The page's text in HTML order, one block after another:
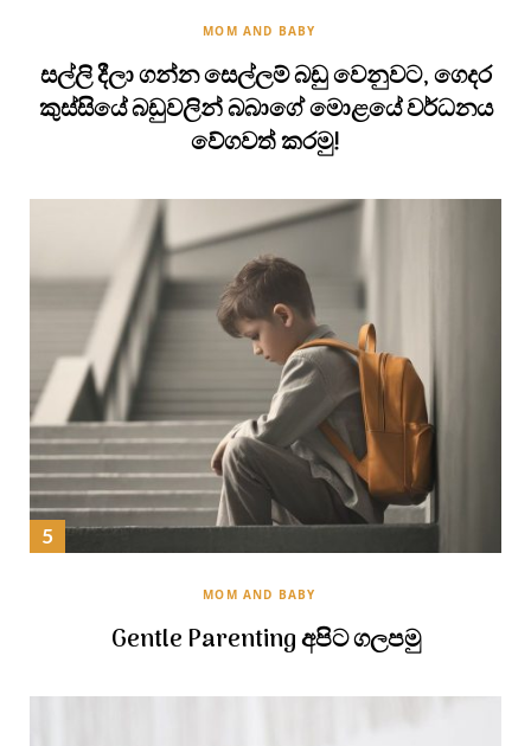
MOM AND BABY
සල්ලි දීලා ගන්න සෙල්ලම් බඩු වෙනුවට, ගෙදර
කුස්සියේ බඩුවලින් බබාගේ මොළයේ වර්ධනය
වේගවත් කරමු!
MOM AND BABY
Gentle Parenting අපිට ගලපමු